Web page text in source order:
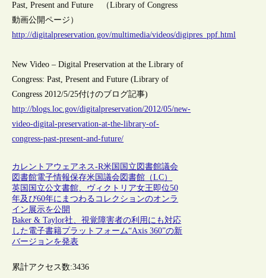
Past, Present and Future （Library of Congress
動画公開ページ）
http://digitalpreservation.gov/multimedia/videos/digipres_ppf.html
New Video – Digital Preservation at the Library of
Congress: Past, Present and Future (Library of
Congress 2012/5/25付けのブログ記事)
http://blogs.loc.gov/digitalpreservation/2012/05/new-
video-digital-preservation-at-the-library-of-
congress-past-present-and-future/
カレントアウェアネス-R米国 国立図書館議会
図書館電子情報保存米国議会図書館（LC）
英国国立公文書館、ヴィクトリア女王即位50
年及び60年にまつわるコレクションのオンラ
イン展示を公開
Baker & Taylor社、視覚障害者の利用にも対応
した電子書籍プラットフォーム“Axis 360”の新
バージョンを発表
累計アクセス数:3436